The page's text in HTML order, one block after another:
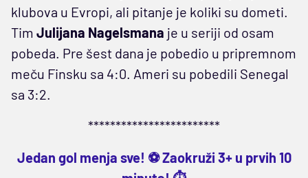
klubova u Evropi, ali pitanje je koliki su dometi.
Tim Julijana Nagelsmana je u seriji od osam
pobeda. Pre šest dana je pobedio u pripremnom
meču Finsku sa 4:0. Ameri su pobedili Senegal
sa 3:2.
************************
Jedan gol menja sve! ⚽ Zaokruži 3+ u prvih 10